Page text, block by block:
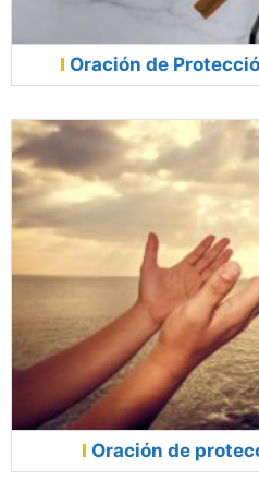
Oración de
Oración de